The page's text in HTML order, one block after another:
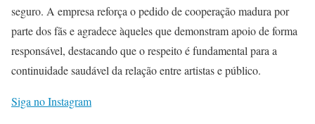
seguro. A empresa reforça o pedido de cooperação madura por
parte dos fãs e agradece àqueles que demonstram apoio de forma
responsável, destacando que o respeito é fundamental para a
continuidade saudável da relação entre artistas e público.
Siga no Instagram